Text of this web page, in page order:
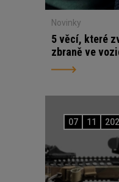
Novinky
5 věcí, které
zbraně ve
07 11